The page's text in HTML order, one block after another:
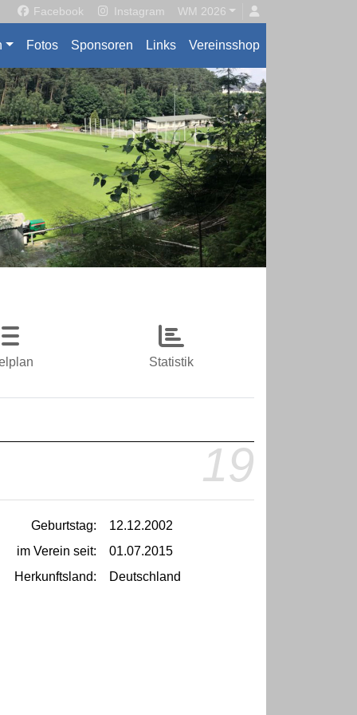
Facebook Instagram WM 2026
Fotos Sponsoren Links Vereinsshop
Statistik
19
Geburtstag:
12.12.2002
im Verein seit:
01.07.2015
Herkunftsland:
Deutschland